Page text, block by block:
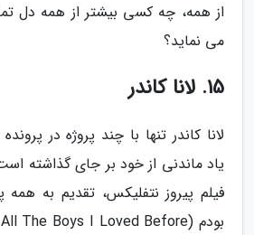
از همه، چه کسی بیشتر از همه دل
می نماید؟
15. لانا کاندر
لانا کاندر تنها با چند پروژه در
یاد ماندنی از خود بر جای گذاشته
فیلم پیروز نتفلیکس، تقدیم به